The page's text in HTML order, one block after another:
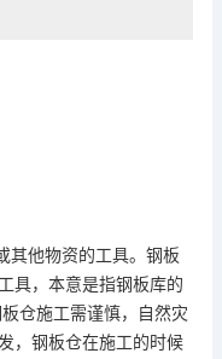
他物资的工具。 钢板
具，本意是指钢板库的
仓施工需谨慎，自然灾
，钢板仓在施工的时候